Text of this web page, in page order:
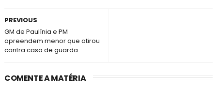
PREVIOUS
GM de Paulínia e PM
apreendem menor que atirou
contra casa de guarda
COMENTE A MATÉRIA